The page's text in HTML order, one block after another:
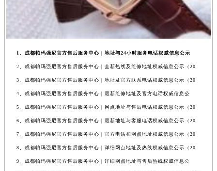
1、成都帕玛强尼官方售后服务中心｜地址与24小时服务电话权威信息公示
2、成都帕玛强尼官方售后服务中心｜全新热线及维修地址权威信息公示（20
3、成都帕玛强尼官方售后服务中心｜地址及官方联系电话权威信息公示（20
4、成都帕玛强尼官方售后服务中心｜最新维修地址及官方电话权威信息公
5、成都帕玛强尼官方售后服务中心｜网点地址与售后电话权威信息公示（20
6、成都帕玛强尼官方售后服务中心｜最新地址与客服电话权威信息公示（20
7、成都帕玛强尼官方售后服务中心｜官方电话和网点地址权威信息公示（20
8、成都帕玛强尼官方售后服务中心｜详细网点地址及热线权威信息公示（20
9、成都帕玛强尼官方售后服务中心｜详细网点地址与售后热线权威信息公